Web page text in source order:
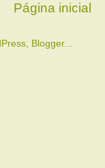
Página inicial